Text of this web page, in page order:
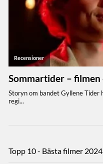
Topp 10 - Bästa filmer 2024